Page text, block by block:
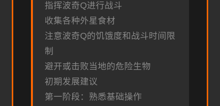
指挥波奇Q进行战斗
收集各种外星食材
注意波奇Q的饥饿度和战斗时间限
制
避开或击败当地的危险生物
初期发展建议
第一阶段：熟悉基础操作